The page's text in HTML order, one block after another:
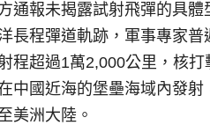
通報未揭露試射飛彈的具
長程彈道軌跡，軍事專家
程超過1萬2,000公里，核
中國近海的堡壘海域內發
美洲大陸。